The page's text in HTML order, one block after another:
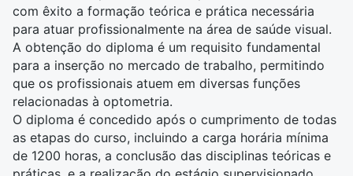
com êxito a formação teórica e prática necessária
para atuar profissionalmente na área de saúde visual.
A obtenção do diploma é um requisito fundamental
para a inserção no mercado de trabalho, permitindo
que os profissionais atuem em diversas funções
relacionadas à optometria.
O diploma é concedido após o cumprimento de todas
as etapas do curso, incluindo a carga horária mínima
de 1200 horas, a conclusão das disciplinas teóricas e